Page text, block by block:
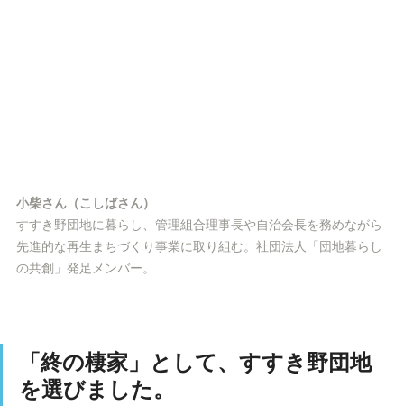
小柴さん（こしばさん）
すすき野団地に暮らし、管理組合理事長や自治会長を務めながら
先進的な再生まちづくり事業に取り組む。社団法人「団地暮らし
の共創」発足メンバー。
「終の棲家」として、すすき野団地
を選びました。